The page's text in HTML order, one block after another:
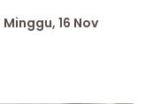
Minggu, 16 Nov